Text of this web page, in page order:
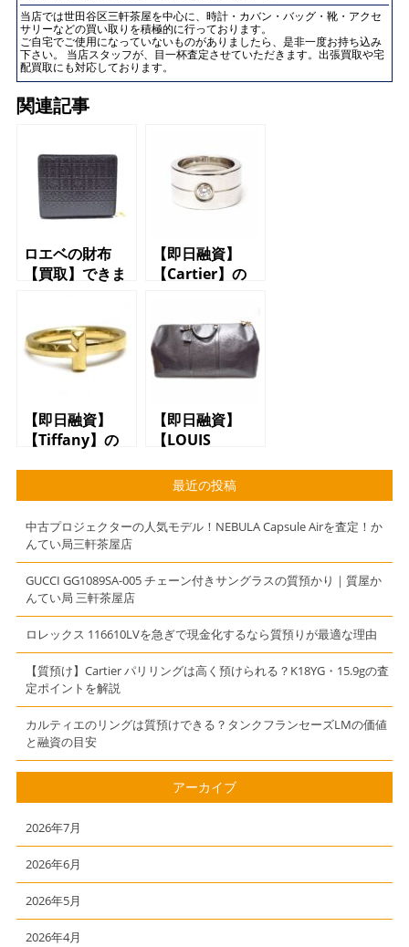
当店では世田谷区三軒茶屋を中心に、時計・カバン・バッグ・靴・アクセ
サリーなどの買い取りを積極的に行っております。
ご自宅でご使用になっていないものがありましたら、是非一度お持ち込み
下さい。 当店スタッフが、目一杯査定させていただきます。出張買取や宅
配買取にも対応しております。
関連記事
ロエベの財布
【買取】できま
【駒沢】【上
馬】
【即日融資】
【Cartier】の
きます【質】
【かんてい局】
【三軒茶屋店】
【即日融資】
【Tiffany】の
きます【質】
【かんてい局】
【三軒茶屋】
【即日融資】
【LOUIS
【バッグ】で
【質預かり】で
きます【質】
最近の投稿
中古プロジェクターの人気モデル！NEBULA Capsule Airを査定！か
んてい局三軒茶屋店
GUCCI GG1089SA-005 チェーン付きサングラスの質預かり｜質屋か
んてい局 三軒茶屋店
ロレックス 116610LVを急ぎで現金化するなら質預りが最適な理由
【質預け】Cartier パリリングは高く預けられる？K18YG・15.9gの査
定ポイントを解説
カルティエのリングは質預けできる？タンクフランセーズLMの価値
と融資の目安
アーカイブ
2026年7月
2026年6月
2026年5月
2026年4月